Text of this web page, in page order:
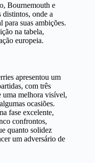
Bournemouth e
onde a
para suas ambições.
na tabela,
europeia.
apresentou um
com três
uma melhora visível,
ocasiões.
fase excelente,
confrontos,
quanto solidez
um adversário de